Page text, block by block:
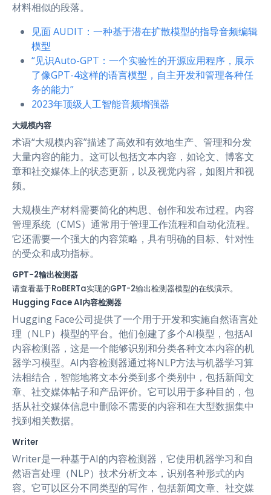
材料相似的段落。
见面 AUDIT：一种基于潜在扩散模型的指导音频编辑
模型
“见识Auto-GPT：一个实验性的开源应用程序，展示
了像GPT-4这样的语言模型，自主开发和管理各种任
务的能力”
2023年顶级人工智能音频增强器
大规模内容
术语“大规模内容”描述了高效和有效地生产、管理和分发
大量内容的能力。这可以包括文本内容，如论文、博客文
章和社交媒体上的状态更新，以及视觉内容，如图片和视
频。
大规模生产材料需要简化的构思、创作和发布过程。内容
管理系统（CMS）通常用于管理工作流程和自动化流程。
它还需要一个强大的内容策略，具有明确的目标、针对性
的受众和成功指标。
GPT-2输出检测器
请查看基于RoBERTa实现的GPT-2输出检测器模型的在线演示。
Hugging Face AI内容检测器
Hugging Face公司提供了一个用于开发和实施自然语言处
理（NLP）模型的平台。他们创建了多个AI模型，包括AI
内容检测器，这是一个能够识别和分类各种文本内容的机
器学习模型。AI内容检测器通过将NLP方法与机器学习算
法相结合，智能地将文本分类到多个类别中，包括新闻文
章、社交媒体帖子和产品评价。它可以用于多种目的，包
括从社交媒体信息中删除不需要的内容和在大型数据集中
找到相关数据。
Writer
Writer是一种基于AI的内容检测器，它使用机器学习和自
然语言处理（NLP）技术分析文本，识别各种形式的内
容。它可以区分不同类型的写作，包括新闻文章、社交媒